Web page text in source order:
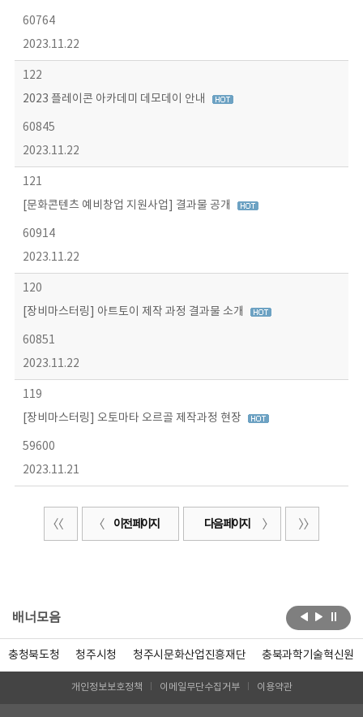
60764
2023.11.22
122
2023 플레이콘 아카데미 데모데이 안내
60845
2023.11.22
121
[문화콘텐츠 예비창업 지원사업] 결과물 공개
60914
2023.11.22
120
[장비마스터링] 아트토이 제작 과정 결과물 소개
60851
2023.11.22
119
[장비마스터링] 오토마타 오르골 제작과정 현장
59600
2023.11.21
이전 페이지 다음 페이지
배너모음
충청북도청 청주시청 청주시문화산업진흥재단 충북과학기술혁신원
개인정보보호정책 이메일무단수집거부 이용약관